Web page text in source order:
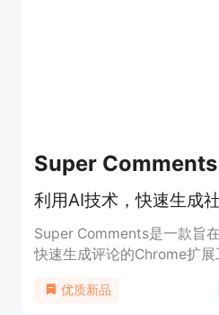
Super Comments
利用AI技术，快速生成
Super Comments是一款旨
快速生成评论的Chrome扩
提升社交媒体互动和关注度
优质新品